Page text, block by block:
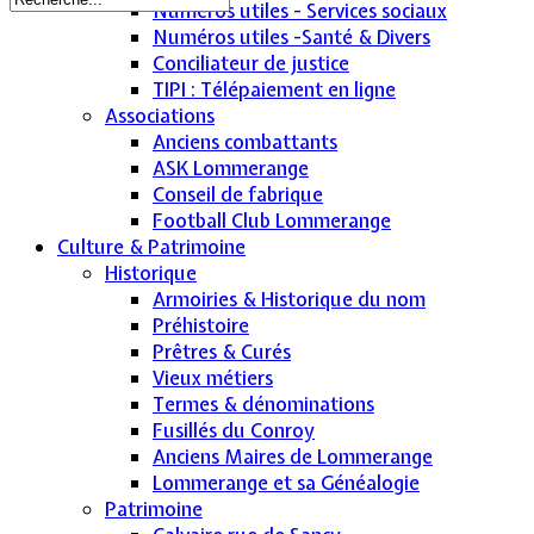
Numéros utiles - Services sociaux
Numéros utiles -Santé & Divers
Conciliateur de justice
TIPI : Télépaiement en ligne
Associations
Anciens combattants
ASK Lommerange
Conseil de fabrique
Football Club Lommerange
Culture & Patrimoine
Historique
Armoiries & Historique du nom
Préhistoire
Prêtres & Curés
Vieux métiers
Termes & dénominations
Fusillés du Conroy
Anciens Maires de Lommerange
Lommerange et sa Généalogie
Patrimoine